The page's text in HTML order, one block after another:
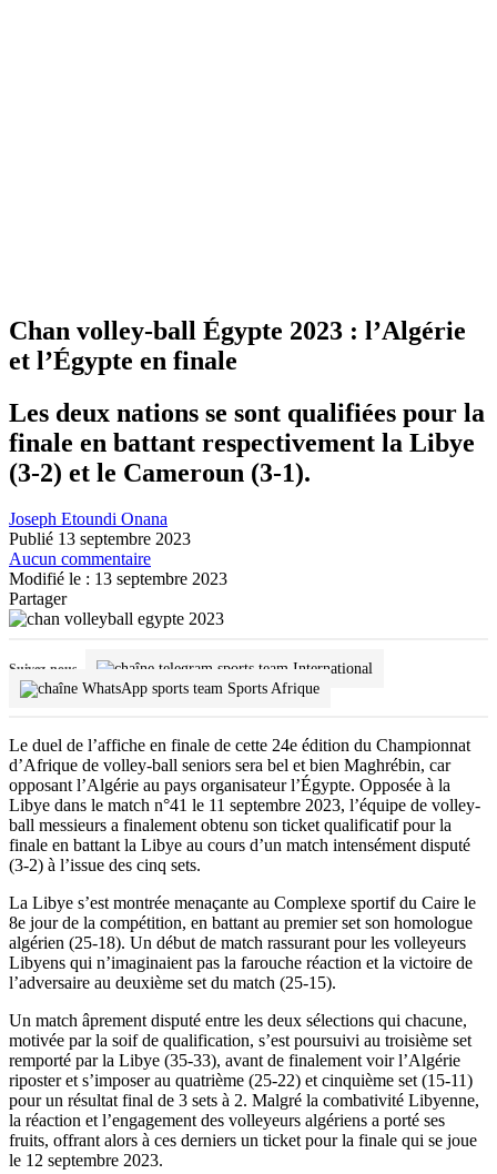
Chan volley-ball Égypte 2023 : l’Algérie
et l’Égypte en finale
Les deux nations se sont qualifiées pour la
finale en battant respectivement la Libye
(3-2) et le Cameroun (3-1).
Joseph Etoundi Onana
Publié 13 septembre 2023
Aucun commentaire
Modifié le : 13 septembre 2023
Partager
Suivez-nous
International
Sports Afrique
Le duel de l’affiche en finale de cette 24e édition du Championnat
d’Afrique de volley-ball seniors sera bel et bien Maghrébin, car
opposant l’Algérie au pays organisateur l’Égypte. Opposée à la
Libye dans le match n°41 le 11 septembre 2023, l’équipe de volley-
ball messieurs a finalement obtenu son ticket qualificatif pour la
finale en battant la Libye au cours d’un match intensément disputé
(3-2) à l’issue des cinq sets.
La Libye s’est montrée menaçante au Complexe sportif du Caire le
8e jour de la compétition, en battant au premier set son homologue
algérien (25-18). Un début de match rassurant pour les volleyeurs
Libyens qui n’imaginaient pas la farouche réaction et la victoire de
l’adversaire au deuxième set du match (25-15).
Un match âprement disputé entre les deux sélections qui chacune,
motivée par la soif de qualification, s’est poursuivi au troisième set
remporté par la Libye (35-33), avant de finalement voir l’Algérie
riposter et s’imposer au quatrième (25-22) et cinquième set (15-11)
pour un résultat final de 3 sets à 2. Malgré la combativité Libyenne,
la réaction et l’engagement des volleyeurs algériens a porté ses
fruits, offrant alors à ces derniers un ticket pour la finale qui se joue
le 12 septembre 2023.